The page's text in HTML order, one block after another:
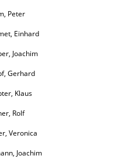
Peter
Einhard
Joachim
Gerhard
Klaus
Rolf
Veronica
Joachim